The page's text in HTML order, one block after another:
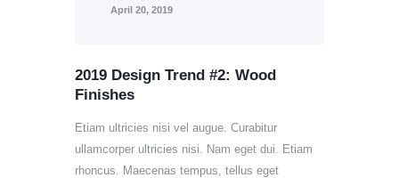
April 20, 2019
2019 Design Trend #2: Wood
Finishes
Etiam ultricies nisi vel augue. Curabitur
ullamcorper ultricies nisi. Nam eget dui. Etiam
rhoncus. Maecenas tempus, tellus eget